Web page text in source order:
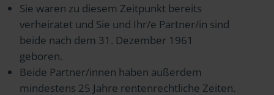
Sie waren zu diesem Zeitpunkt bereits
verheiratet und Sie und Ihr/e Partner/in sind
beide nach dem 31. Dezember 1961
geboren.
Beide Partner/innen haben außerdem
mindestens 25 Jahre rentenrechtliche Zeiten.